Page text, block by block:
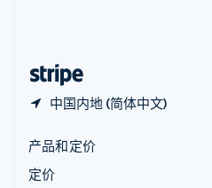
中国内地 (简体中文)
产品和定价
定价